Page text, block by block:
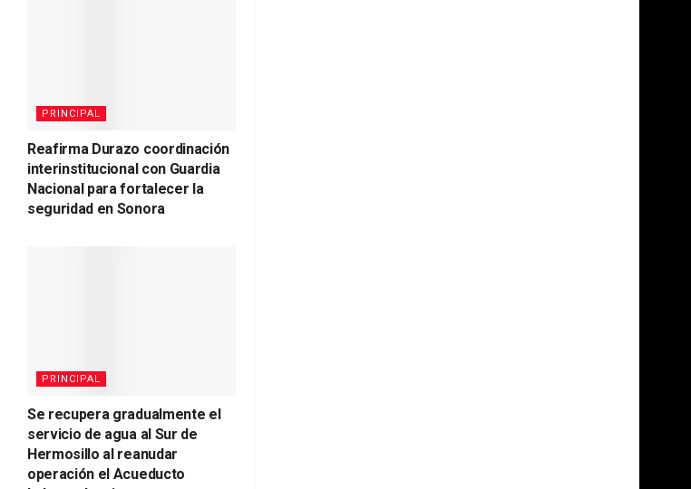
PRINCIPAL
Reafirma Durazo coordinación
interinstitucional con Guardia
Nacional para fortalecer la
seguridad en Sonora
PRINCIPAL
Se recupera gradualmente el
servicio de agua al Sur de
Hermosillo al reanudar
operación el Acueducto